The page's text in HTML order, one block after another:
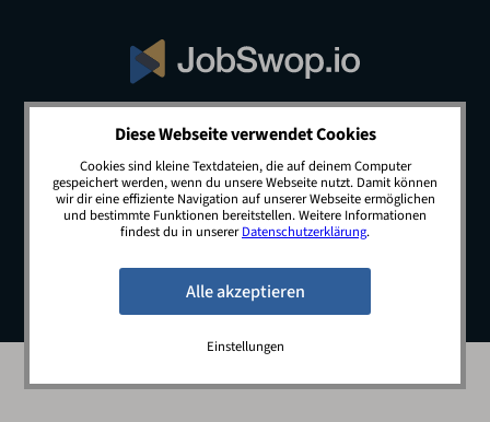
© 2026 JobSwop.io · All rights reserved.
Blog Jobs Newsletter
Kontakt
Preise
Impressum Datenschutz
Diese Webseite verwendet Cookies
Cookies sind kleine Textdateien, die auf deinem Computer
gespeichert werden, wenn du unsere Webseite nutzt. Damit können
wir dir eine effiziente Navigation auf unserer Webseite ermöglichen
und bestimmte Funktionen bereitstellen. Weitere Informationen
findest du in unsererDatenschutzerklärung.
Einstellungen